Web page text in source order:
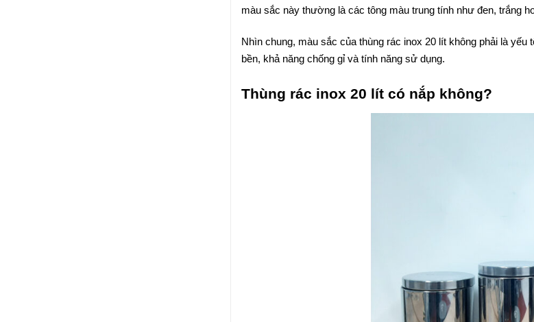
màu sắc này thường là các tông màu trung tính như đen, trắng
Nhìn chung, màu sắc của thùng rác inox 20 lít không phải là
bền, khả năng chống gỉ và tính năng sử dụng.
Thùng rác inox 20 lít có nắp không?